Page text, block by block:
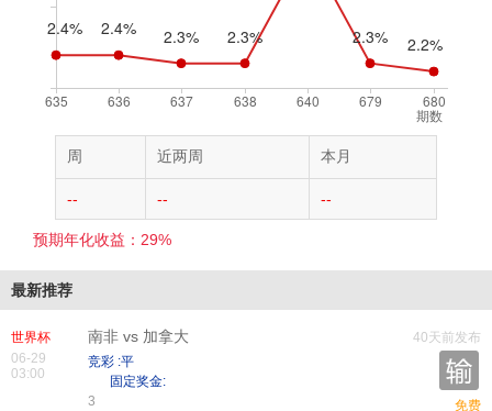
期数
周 近两周 本月
-- -- --
预期年化收益：29%
最新推荐
世界杯
06-29
03:00
南非 vs 加拿大
竞彩 :平
固定奖金:
3
40天前发布
免费